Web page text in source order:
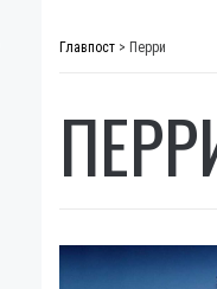
Главпост > Перри